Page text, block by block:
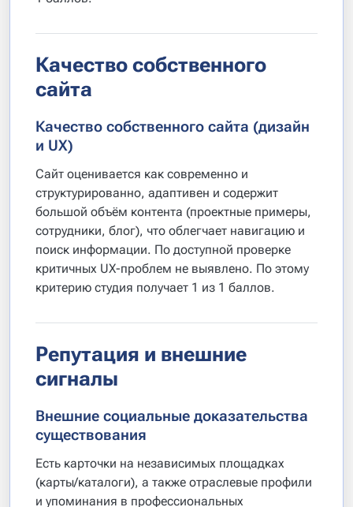
Качество собственного
сайта
Качество собственного сайта (дизайн
и UX)
Сайт оценивается как современно и
структурированно, адаптивен и содержит
большой объём контента (проектные примеры,
сотрудники, блог), что облегчает навигацию и
поиск информации. По доступной проверке
критичных UX-проблем не выявлено. По этому
критерию студия получает 1 из 1 баллов.
Репутация и внешние
сигналы
Внешние социальные доказательства
существования
Есть карточки на независимых площадках
(карты/каталоги), а также отраслевые профили
и упоминания в профессиональных